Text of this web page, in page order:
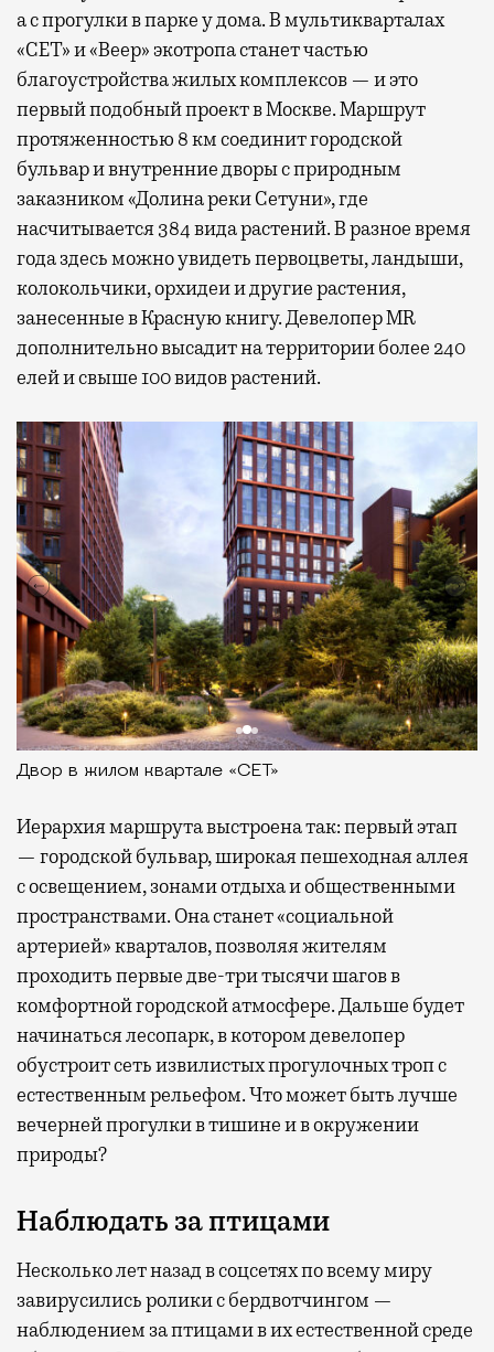
а с прогулки в парке у дома. В мультикварталах
«СЕТ» и «Веер» экотропа станет частью
благоустройства жилых комплексов — и это
первый подобный проект в Москве. Маршрут
протяженностью 8 км соединит городской
бульвар и внутренние дворы с природным
заказником «Долина реки Сетуни», где
насчитывается 384 вида растений. В разное время
года здесь можно увидеть первоцветы, ландыши,
колокольчики, орхидеи и другие растения,
занесенные в Красную книгу. Девелопер MR
дополнительно высадит на территории более 240
елей и свыше 100 видов растений.
Двор в жилом квартале «СЕТ»
Иерархия маршрута выстроена так: первый этап
— городской бульвар, широкая пешеходная аллея
с освещением, зонами отдыха и общественными
пространствами. Она станет «социальной
артерией» кварталов, позволяя жителям
проходить первые две-три тысячи шагов в
комфортной городской атмосфере. Дальше будет
начинаться лесопарк, в котором девелопер
обустроит сеть извилистых прогулочных троп с
естественным рельефом. Что может быть лучше
вечерней прогулки в тишине и в окружении
природы?
Наблюдать за птицами
Несколько лет назад в соцсетях по всему миру
завирусились ролики с бердвотчингом —
наблюдением за птицами в их естественной среде